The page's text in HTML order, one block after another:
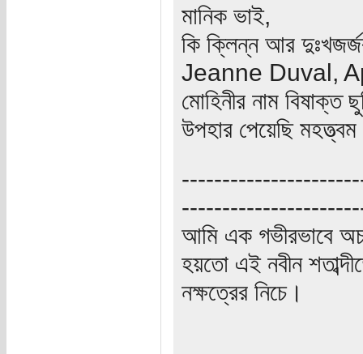
মানিক ভাই,
কি ক্লিন্ন আর
Jeanne Duval,
মোহিনীর নাম
উপহার পেয়েছি
আমি এক গভীরভাবে
হয়তো এই নবীন
নক্ষত্রের নিচে।